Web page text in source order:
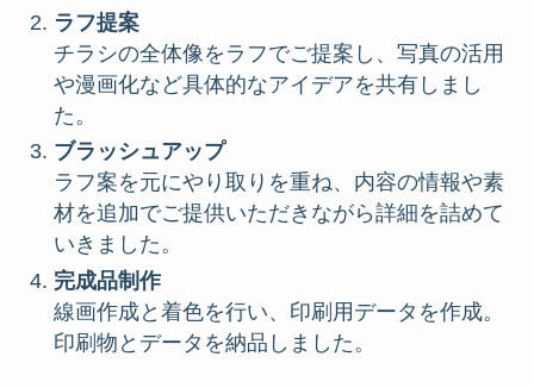
ラフ提案
チラシの全体像をラフでご提案し、写真の活用
や漫画化など具体的なアイデアを共有しまし
た。
ブラッシュアップ
ラフ案を元にやり取りを重ね、内容の情報や素
材を追加でご提供いただきながら詳細を詰めて
いきました。
完成品制作
線画作成と着色を行い、印刷用データを作成。
印刷物とデータを納品しました。